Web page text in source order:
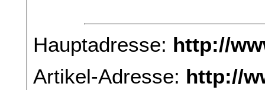
Hauptadresse: http://
Artikel-Adresse: http://